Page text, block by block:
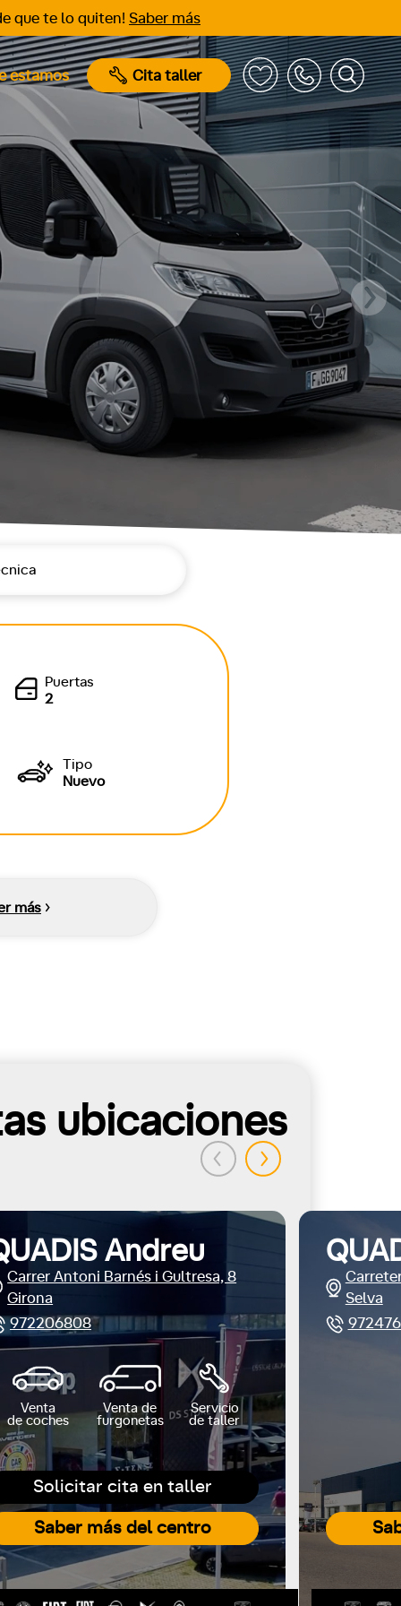
que te lo quiten! Saber más
estamos Cita taller
Puertas
2
Tipo
Nuevo
más
ubicaciones
Solicitar cita en taller
Saber más del centro
Andreu
Carrer Antoni Barnés i Gultresa, 8
Girona
972206808
Venta
de coches
Venta de
furgonetas
Servicio
de taller
Selva